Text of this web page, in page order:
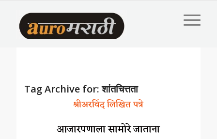
Tag Archive for:शांतचित्तता
श्रीअरविंद लिखित पत्रे
आजारपणाला सामोरे जाताना